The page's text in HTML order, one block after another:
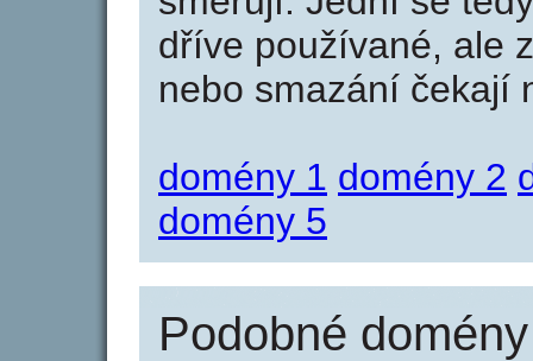
dříve používané, ale
nebo smazání čekají
domény 1 domény 2
domény 5
Podobné